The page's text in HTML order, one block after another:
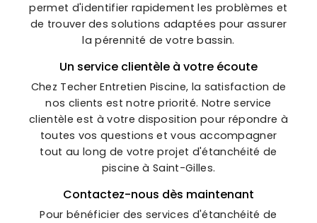
permet d'identifier rapidement les problèmes et
de trouver des solutions adaptées pour assurer
la pérennité de votre bassin.
Un service clientèle à votre écoute
Chez Techer Entretien Piscine, la satisfaction de
nos clients est notre priorité. Notre service
clientèle est à votre disposition pour répondre à
toutes vos questions et vous accompagner
tout au long de votre projet d'étanchéité de
piscine à Saint-Gilles.
Contactez-nous dès maintenant
Pour bénéficier des services d'étanchéité de